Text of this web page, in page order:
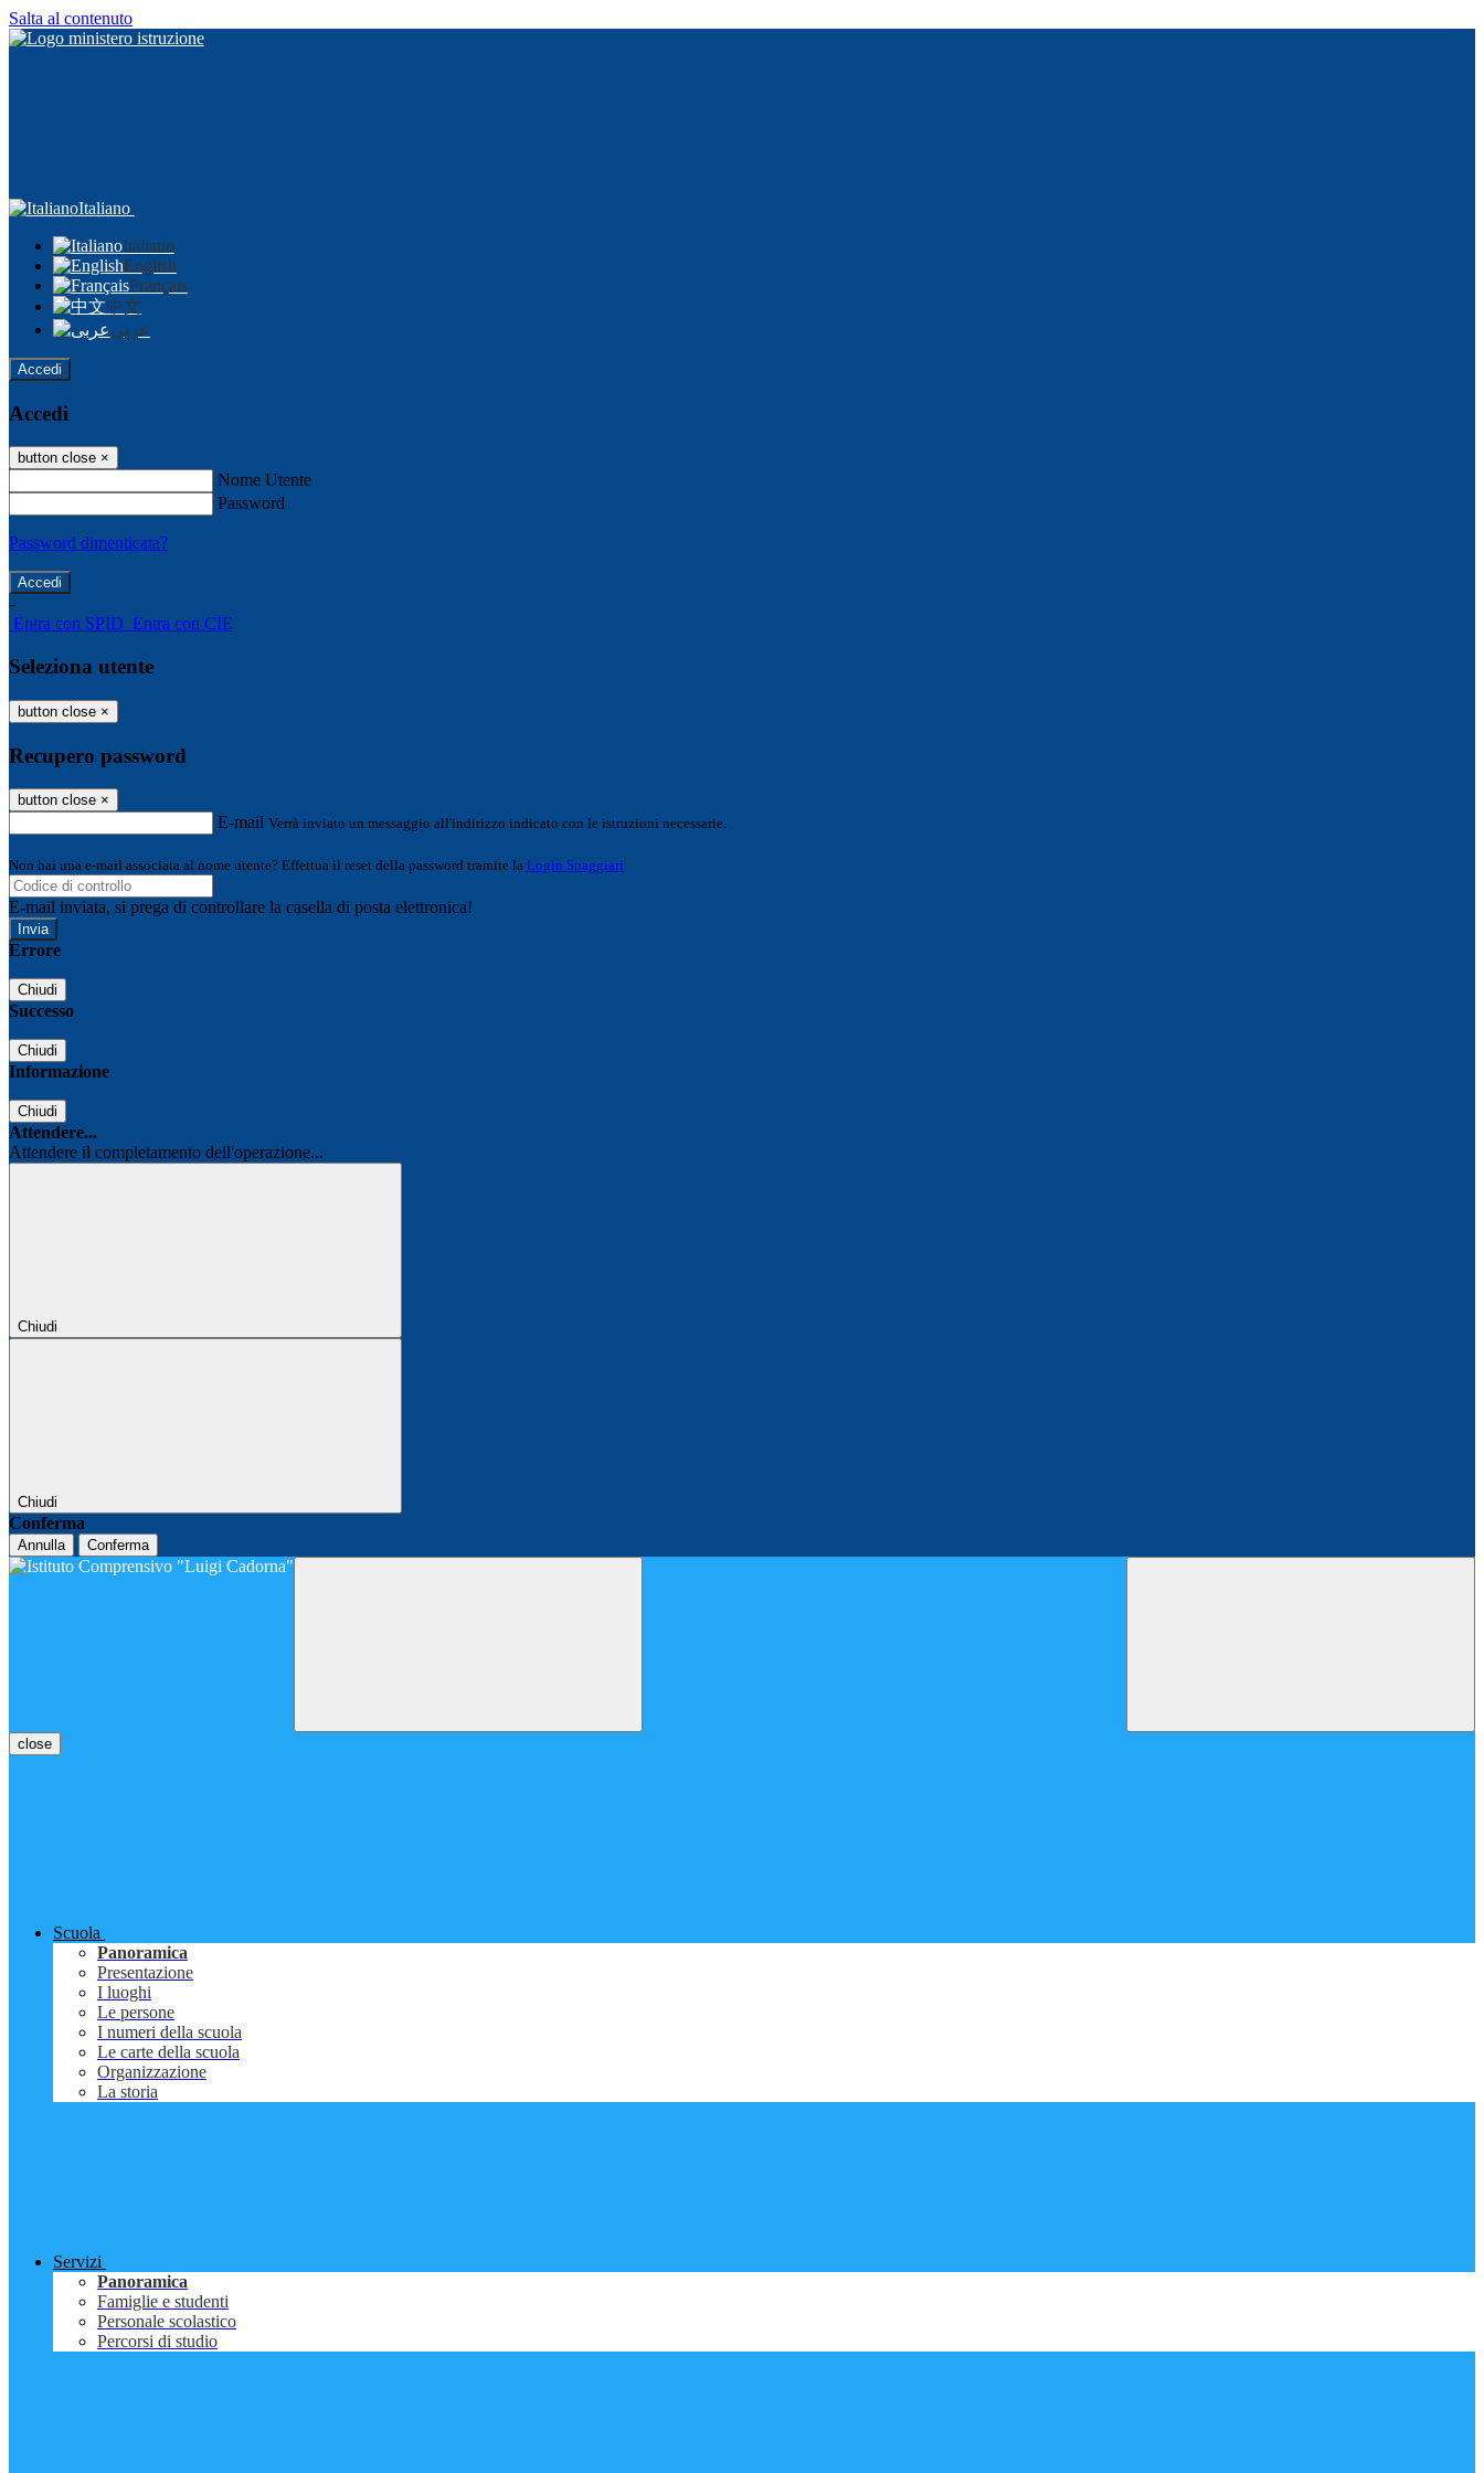
Salta al contenuto
Italiano
Italiano
English
Français
中文
عربى
Accedi
Accedi
button close ×
Nome Utente
Password
Password dimenticata?
-
Entra con SPID Entra con CIE
Seleziona utente
button close ×
Recupero password
button close ×
E-mail Verrà inviato un messaggio all'indirizzo indicato con le istruzioni necessarie.
Non hai una e-mail associata al nome utente? Effettua il reset della password tramite la Login Spaggiari
E-mail inviata, si prega di controllare la casella di posta elettronica!
Errore
Chiudi
Successo
Chiudi
Informazione
Chiudi
Attendere...
Attendere il completamento dell'operazione...
Chiudi
Chiudi
Conferma
Annulla Conferma
close
Scuola
Panoramica
Presentazione
I luoghi
Le persone
I numeri della scuola
Le carte della scuola
Organizzazione
La storia
Servizi
Panoramica
Famiglie e studenti
Personale scolastico
Percorsi di studio